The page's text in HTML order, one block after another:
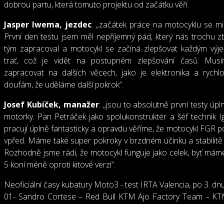
dobrou partu, která tomuto projektu od začátku věří.
Jasper Iwema, jezdec: „začátek práce na motocyklu se
První den testu jsem měl nepříjemný pád, který nás trochu
tým zapracoval a motocykl se začíná zlepšovat každým
trať, což je vidět na postupném zlepšování časů.
zapracovat na dalších věcech, jako je elektronika a
doufám, že uděláme další pokrok“.
Josef Kubíček, manažer: „jsou to absolutně první testy
motorky. Pan Petráček jako spolukonstruktér a šéf technik
pracují úplně fantasticky a opravdu věříme, že motocykl FGR
vpřed. Máme také super pokroky v brzdném účinku a
Rozhodně jsme rádi, že motocykl funguje jako celek, byť
5 koní méně oproti kitové verzi“.
Neoficiální časy kubatury Moto3 - test IRTA Valencia, po 3.
01- Sandro Cortese – Red Bull KTM Ajo Factory Team –